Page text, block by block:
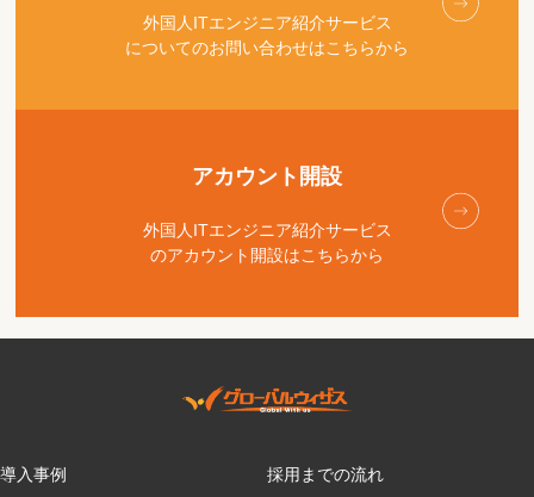
外国人ITエンジニア紹介サービス
についてのお問い合わせはこちらから
アカウント開設
外国人ITエンジニア紹介サービス
のアカウント開設はこちらから
導入事例 採用までの流れ